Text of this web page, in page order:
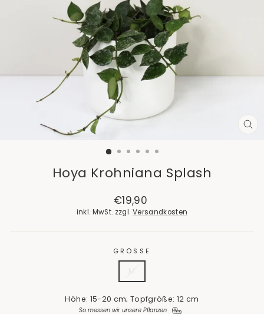
Hoya Krohniana Splash
Normaler
Preis
€19,90
inkl. MwSt. zzgl. Versandkosten
GRÖSSE
Höhe: 15-20 cm; Topfgröße: 12 cm
So messen wir unsere Pflanzen